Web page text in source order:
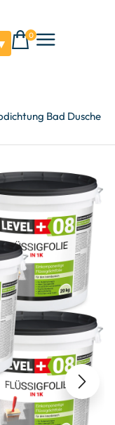
0
Bad Dusche